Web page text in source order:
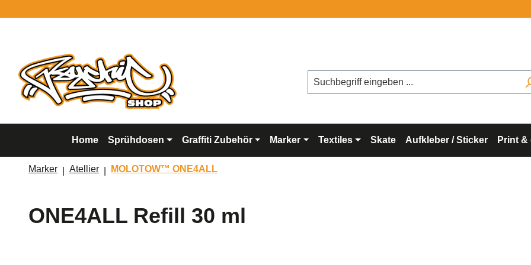
Home Sprühdosen Graffiti Zubehör Marker Textiles Skate Aufkleber / Sticker Print &
Marker Atellier MOLOTOW™ ONE4ALL
ONE4ALL Refill 30 ml